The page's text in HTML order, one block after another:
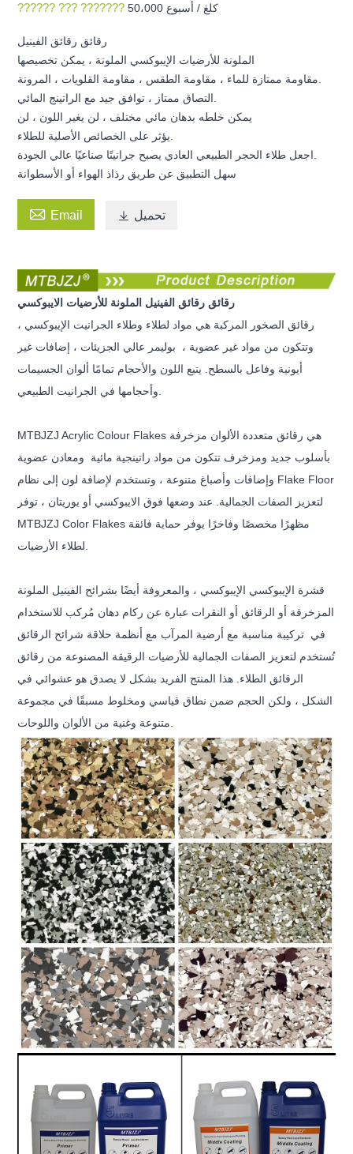
?????? ??? ??????? 50،000 كلغ / أسبوع
رقائق رقائق الفينيل
الملونة للأرضيات الإيبوكسي الملونة ، يمكن تخصيصها
يمكن خلطه بدهان مائي مختلف ، لن يغير اللون ، لن
سهل التطبيق عن طريق رذاذ الهواء أو الأسطوانة
 Email  تحميل
رقائق رقائق الفينيل الملونة للأرضيات الايبوكسي
رقائق الصخور المركبة هي مواد لطلاء وطلاء الجرانيت الإيبوكسي ،
وتتكون من مواد غير عضوية ،
بوليمر عالي الجزيئات ، إضافات غير
أيونية وفاعل بالسطح. يتبع اللون والأحجام تمامًا ألوان الجسيمات
وأحجامها في الجرانيت الطبيعي.
MTBJZJ Acrylic Colour Flakes هي رقائق متعددة الألوان مزخرفة
بأسلوب جديد ومزخرف تتكون من مواد راتينجية مائية
ومعادن عضوية
وإضافات وأصباغ متنوعة ، وتستخدم لإضافة لون إلى نظام Flake Floor
لتعزيز الصفات الجمالية. عند وضعها فوق الايبوكسي أو يوريتان ، توفر
MTBJZJ Color Flakes مظهرًا مخصصًا وفاخرًا يوفر حماية فائقة
لطلاء الأرضيات.
قشرة الإيبوكسي الإيبوكسي ، والمعروفة أيضًا بشرائح الفينيل الملونة
المزخرفة أو الرقائق أو النقرات عبارة عن ركام دهان مُركب للاستخدام
في تركيبة مناسبة مع أرضية المرآب مع أنظمة حلاقة شرائح الرقائق
تُستخدم لتعزيز الصفات الجمالية للأرضيات الرقيقة المصنوعة من رقائق
الرقائق الطلاء. هذا المنتج الفريد بشكل لا يصدق هو عشوائي في
الشكل ، ولكن الحجم ضمن نطاق قياسي ومخلوط مسبقًا في مجموعة
متنوعة وغنية من الألوان واللوحات.